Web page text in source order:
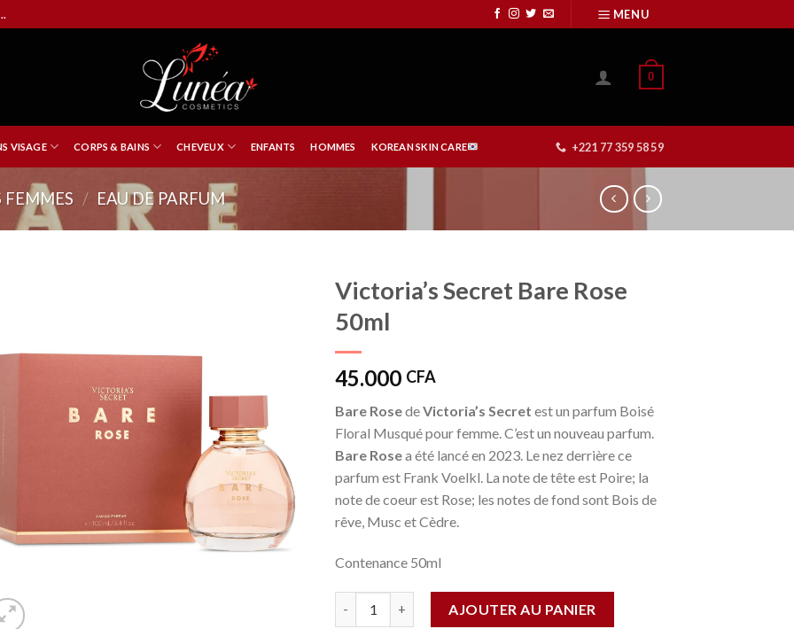
MENU
0
VISAGE CORPS & BAINS CHEVEUX ENFANTS HOMMES KOREAN SKIN CARE +221 77 359 58 59
FEMMES / EAU DE PARFUM
Victoria’s Secret Bare Rose
50ml
45.000 CFA
Bare RosedeVictoria’s Secret est un parfum Boisé
Floral Musqué pour femme. C’est un nouveau parfum.
Bare Rosea été lancé en 2023. Le nez derrière ce
parfum est Frank Voelkl. La note de tête est Poire; la
note de coeur est Rose; les notes de fond sont Bois de
rêve, Musc et Cèdre.
Contenance 50ml
AJOUTER AU PANIER